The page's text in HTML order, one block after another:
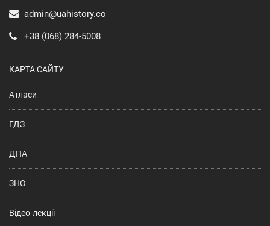
admin@uahistory.co
+38 (068) 284-5008
КАРТА САЙТУ
Атласи
ГДЗ
ДПА
ЗНО
Відео-лекції